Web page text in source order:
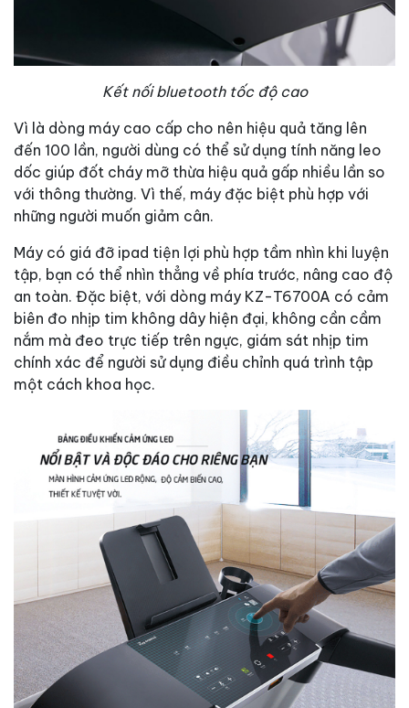
Kết nối bluetooth tốc độ cao
Vì là dòng máy cao cấp cho nên hiệu quả tăng lên
đến 100 lần, người dùng có thể sử dụng tính năng leo
dốc giúp đốt cháy mỡ thừa hiệu quả gấp nhiều lần so
với thông thường. Vì thế, máy đặc biệt phù hợp với
những người muốn giảm cân.
Máy có giá đỡ ipad tiện lợi phù hợp tầm nhìn khi luyện
tập, bạn có thể nhìn thẳng về phía trước, nâng cao độ
an toàn. Đặc biệt, với dòng máy KZ-T6700A có cảm
biên đo nhịp tim không dây hiện đại, không cần cầm
nắm mà đeo trực tiếp trên ngực, giám sát nhịp tim
chính xác để người sử dụng điều chỉnh quá trình tập
một cách khoa học.